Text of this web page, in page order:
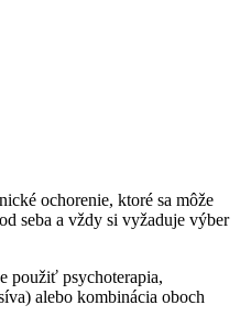
ochorenie, ktoré sa môže
seba a vždy si vyžaduje výber
použiť psychoterapia,
alebo kombinácia oboch